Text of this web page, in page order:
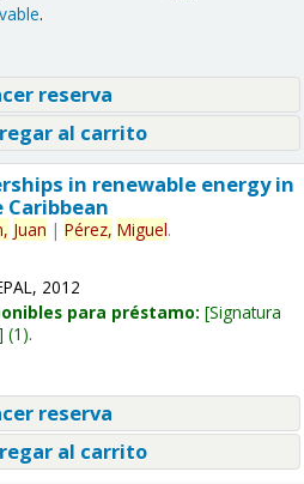
.
reserva
al carrito
in renewable energy in
Juan | Pérez, Miguel.
2012
para préstamo: Signatura
(1).
reserva
al carrito